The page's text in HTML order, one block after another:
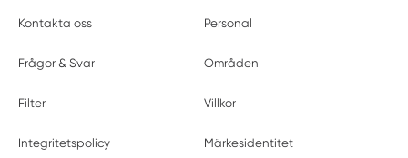
Kontakta oss Personal
Frågor & Svar Områden
Filter Villkor
Integritetspolicy Märkesidentitet